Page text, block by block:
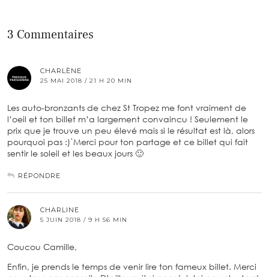
3 Commentaires
CHARLÈNE
25 MAI 2018 / 21 H 20 MIN
Les auto-bronzants de chez St Tropez me font vraiment de
l’oeil et ton billet m’a largement convaincu ! Seulement le
prix que je trouve un peu élevé mais si le résultat est là, alors
pourquoi pas :)`Merci pour ton partage et ce billet qui fait
sentir le soleil et les beaux jours 🙂
RÉPONDRE
CHARLINE
5 JUIN 2018 / 9 H 56 MIN
Coucou Camille,
Enfin, je prends le temps de venir lire ton fameux billet. Merci